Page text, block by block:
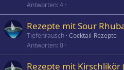
Antworten 4
Rezepte mit Sour
Tiefenrausch Cocktail-Rezepte
Antworten 0
Rezepte mit